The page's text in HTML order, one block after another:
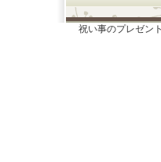
祝い事のプレゼン